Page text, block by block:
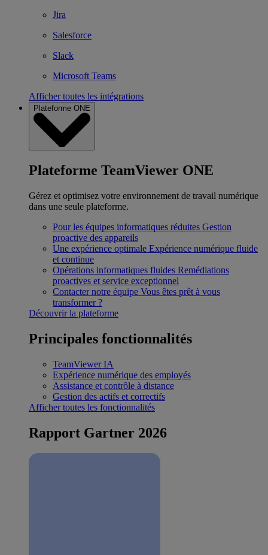
Jira
Salesforce
Slack
Microsoft Teams
Afficher toutes les intégrations
Plateforme ONE
Plateforme TeamViewer ONE
Gérez et optimisez votre environnement de travail numérique
dans une seule plateforme.
Pour les équipes informatiques réduites Gestion
proactive des appareils
Une expérience optimale Expérience numérique fluide
et continue
Opérations informatiques fluides Remédiations
proactives et service exceptionnel
Contacter notre équipe Vous êtes prêt à vous
transformer ?
Découvrir la plateforme
Principales fonctionnalités
TeamViewer IA
Expérience numérique des employés
Assistance et contrôle à distance
Gestion des actifs et correctifs
Afficher toutes les fonctionnalités
Rapport Gartner 2026